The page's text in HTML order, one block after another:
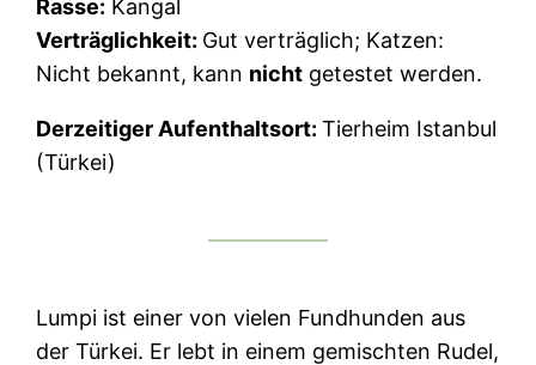
Rasse: Kangal
Verträglichkeit: Gut verträglich; Katzen:
Nicht bekannt, kann nicht getestet werden.
Derzeitiger Aufenthaltsort:Tierheim Istanbul
(Türkei)
Lumpi ist einer von vielen Fundhunden aus
der Türkei. Er lebt in einem gemischten Rudel,